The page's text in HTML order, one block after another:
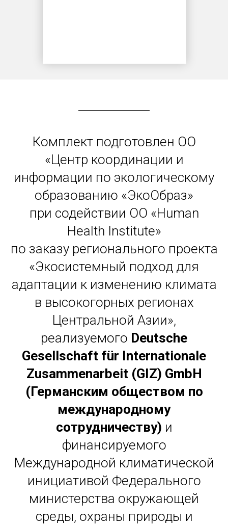
Комплект подготовлен ОО
«Центр координации и
информации по экологическому
образованию «ЭкоОбраз»
при содействии ОО «Human
Health Institute»
по заказу регионального проекта
«Экосистемный подход для
адаптации к изменению климата
в высокогорных регионах
Центральной Азии»,
реализуемого Deutsche
Gesellschaft für Internationale
Zusammenarbeit (GIZ) GmbH
(Германским обществом по
международному
сотрудничеству) и
финансируемого
Международной климатической
инициативой Федерального
министерства окружающей
среды, охраны природы и